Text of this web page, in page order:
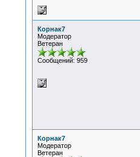
Корнак7
Модератор
Ветеран
Сообщений: 959
Корнак7
Модератор
Ветеран